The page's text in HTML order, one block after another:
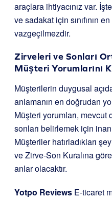
araçlara ihtiyacınız var.
ve sadakat için sınıfının
vazgeçilmezdir.
Zirveleri ve Sonları
Müşteri Yorumlarını
Müşterilerin duygusal
anlamanın en doğrudan
Müşteri yorumları,
sonları belirlemek için
Müşteriler hatırladıkları
ve Zirve-Son Kuralına
anlar olacaktır.
Yotpo Reviews E-ticaret